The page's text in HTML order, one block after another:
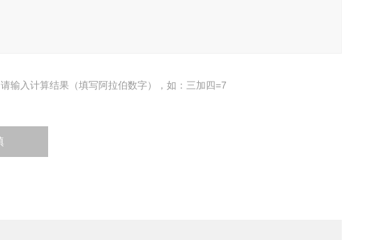
请输入计算结果（填写阿拉伯数字），如：三加四=7